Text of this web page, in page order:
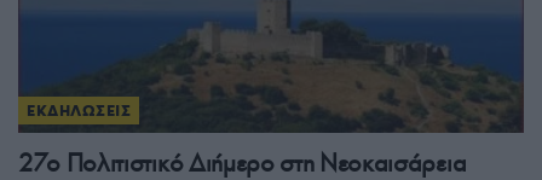
ΕΚΔΗΛΩΣΕΙΣ
27ο Πολιτιστικό Διήμερο στη Νεοκαισάρεια